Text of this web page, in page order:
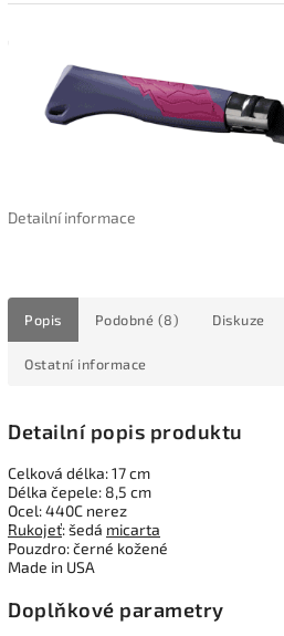
Detailní informace
Popis Podobné (8) Diskuze
Ostatní informace
Detailní popis produktu
Celková délka: 17 cm
Délka čepele: 8,5 cm
Ocel: 440C nerez
Rukojeť: šedá micarta
Pouzdro: černé kožené
Made in USA
Doplňkové parametry